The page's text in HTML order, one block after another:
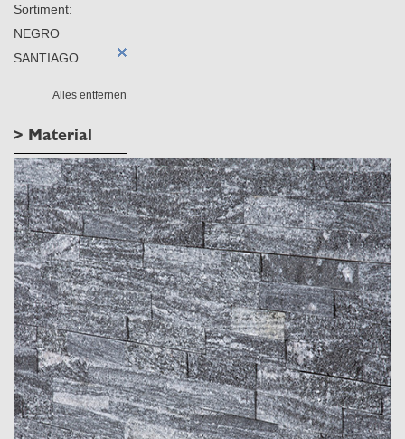
Sortiment:
NEGRO
SANTIAGO
Alles entfernen
> Material